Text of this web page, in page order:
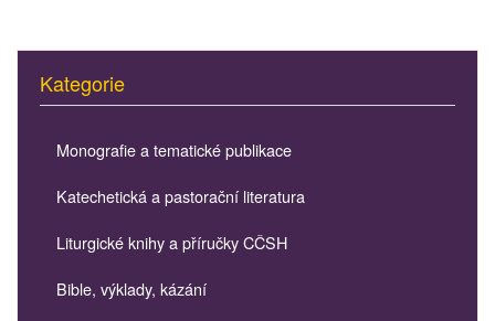
Kategorie
Monografie a tematické publikace
Katechetická a pastorační literatura
Liturgické knihy a příručky CČSH
Bible, výklady, kázání